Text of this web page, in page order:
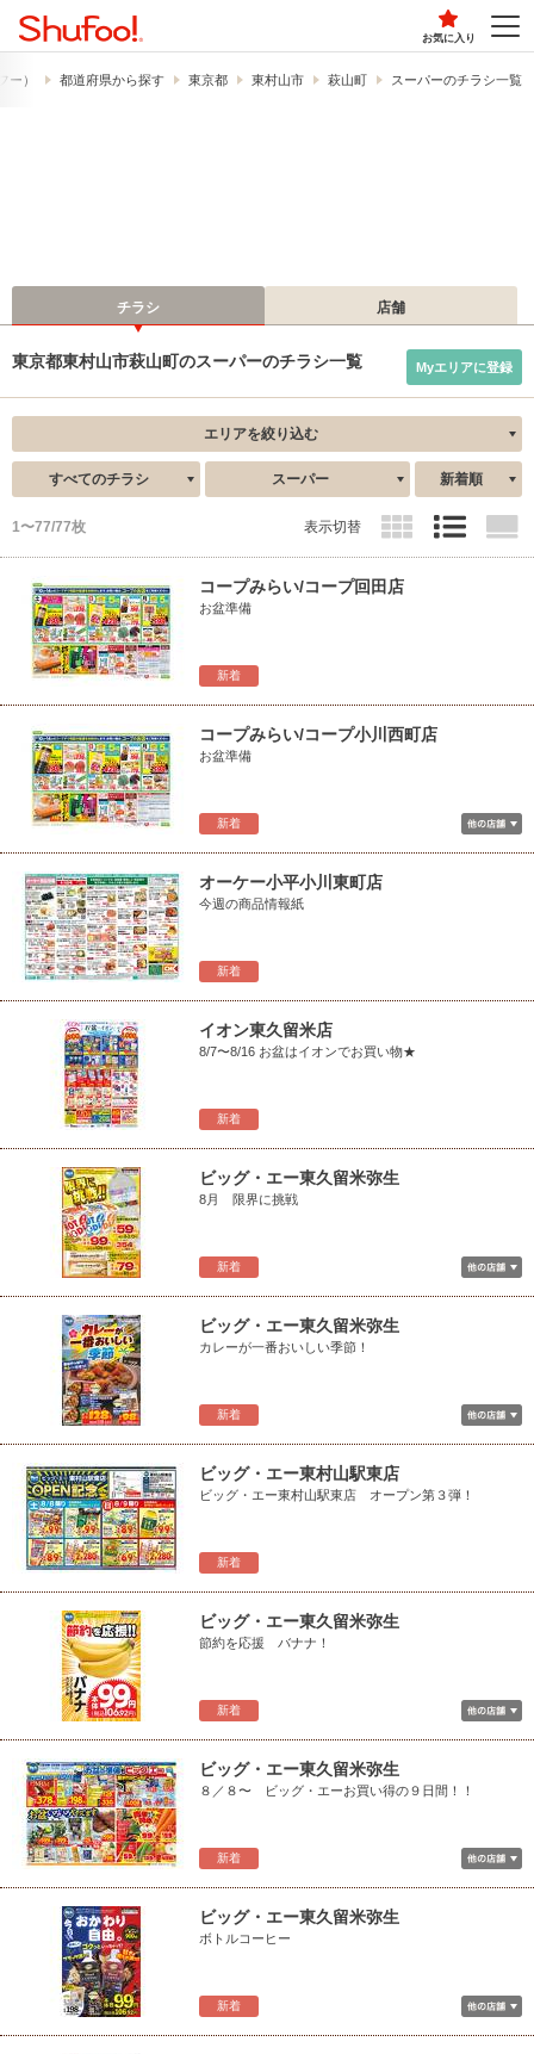
お気に入り
ー） 都道府県から探す 東京都 東村山市 萩山町 スーパーのチラシ一覧
チラシ 店舗
東京都東村山市萩山町のスーパーのチラシ一覧 Myエリアに登録
エリアを絞り込む
すべてのチラシ スーパー 新着順
1〜77/77枚 表示切替
新着
コープみらい/コープ回田店
お盆準備
新着
コープみらい/コープ小川西町店
お盆準備
新着
オーケー小平小川東町店
今週の商品情報紙
新着
イオン東久留米店
8/7〜8/16 お盆はイオンでお買い物★
新着
ビッグ・エー東久留米弥生
8月 限界に挑戦
新着
ビッグ・エー東久留米弥生
カレーが一番おいしい季節！
新着
ビッグ・エー東村山駅東店
ビッグ・エー東村山駅東店 オープン第３弾！
新着
ビッグ・エー東久留米弥生
節約を応援 バナナ！
新着
ビッグ・エー東久留米弥生
８／８〜 ビッグ・エーお買い得の９日間！！
新着
ビッグ・エー東久留米弥生
ボトルコーヒー